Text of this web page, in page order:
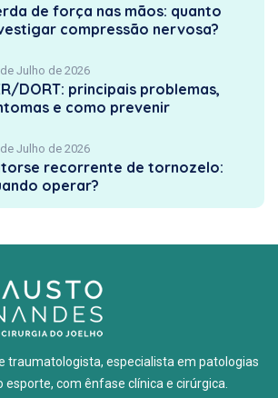
de força nas mãos: quanto
compressão nervosa?
Julho de 2026
DORT: principais problemas,
e como prevenir
Julho de 2026
recorrente de tornozelo:
operar?
traumatologista, especialista em patologias
esporte, com ênfase clínica e cirúrgica.